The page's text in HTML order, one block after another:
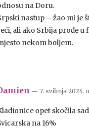
na Doru.
nastup – žao mi je
ali ako Srbija prođe u
nekom boljem.
— 7. svibnja 2024. u
opet skočila
na 16%